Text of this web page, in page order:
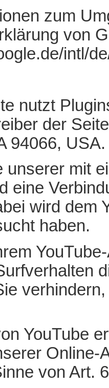
zum
von
intl/
nutzt
der
94066, USA.
unserer mit
eine
wird dem
haben.
YouTube
Online-
von Art.